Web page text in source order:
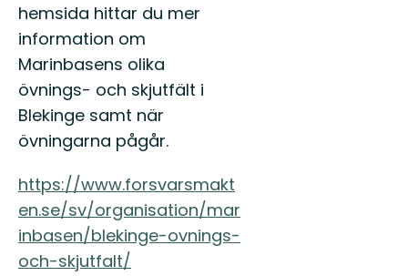
hemsida hittar du mer
information om
Marinbasens olika
övnings- och skjutfält i
Blekinge samt när
övningarna pågår.
https://www.forsvarsmakt
en.se/sv/organisation/mar
inbasen/blekinge-ovnings-
och-skjutfalt/